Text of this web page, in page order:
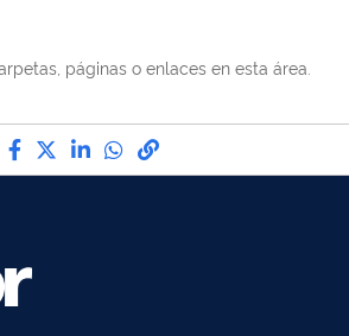
páginas o enlaces en esta área.
Compártelo por Facebook
Compártelo por Twitter
Compártelo por LinkedIn
Compártelo por
Enlace para Copy